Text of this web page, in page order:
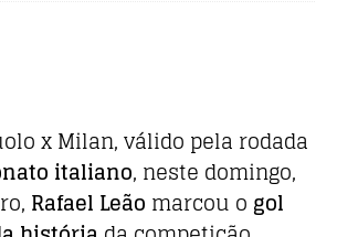
x Milan, válido pela rodada
italiano, neste domingo,
Rafael Leão marcou ogol